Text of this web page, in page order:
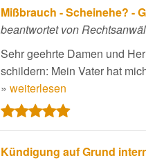
Mißbrauch - Scheinehe? -
beantwortet von
Sehr geehrte Damen und
schildern: Mein Vater hat
» weiterlesen
Kündigung auf Grund